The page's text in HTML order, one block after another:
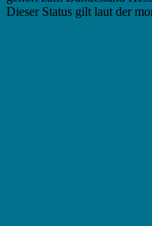
Dieser Status gilt laut der